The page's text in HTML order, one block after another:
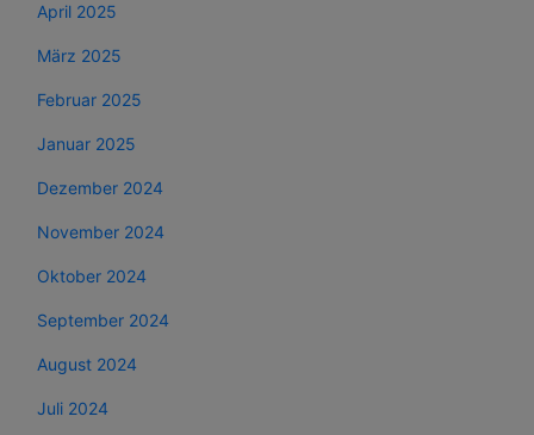
April 2025
März 2025
Februar 2025
Januar 2025
Dezember 2024
November 2024
Oktober 2024
September 2024
August 2024
Juli 2024